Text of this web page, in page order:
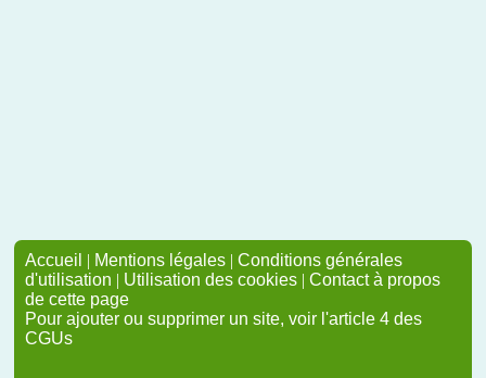
Accueil | Mentions légales | Conditions générales
d'utilisation | Utilisation des cookies | Contact à propos
de cette page
Pour ajouter ou supprimer un site, voir l'article 4 des
CGUs